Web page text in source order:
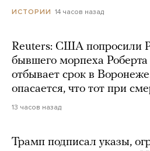
ИСТОРИИ 14 часов назад
Reuters: США попросили
бывшего морпеха
отбывает срок в
опасается, что тот при
13 часов назад
Трамп подписал указы,